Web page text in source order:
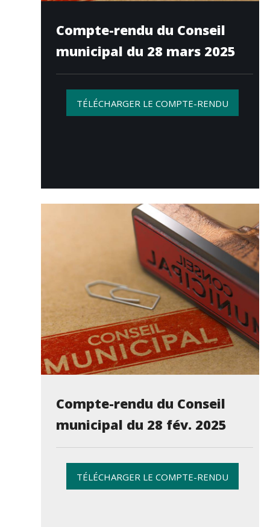
Compte-rendu du Conseil
municipal du 28 mars 2025
TÉLÉCHARGER LE COMPTE-RENDU
Compte-rendu du Conseil
municipal du 28 fév. 2025
TÉLÉCHARGER LE COMPTE-RENDU